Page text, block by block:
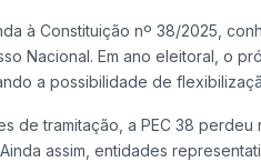
à Constituição nº 38/2025,
Nacional. Em ano eleitoral, o
a possibilidade de
de tramitação, a PEC 38
assim, entidades